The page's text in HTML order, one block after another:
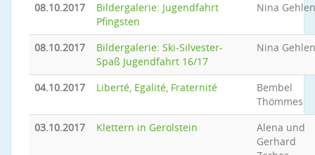
08.10.2017
Bildergalerie: Jugendfahrt
Pfingsten
Nina Gehlen
08.10.2017
Bildergalerie: Ski-Silvester-
Spaß Jugendfahrt 16/17
Nina Gehlen
04.10.2017 Liberté, Egalité, Fraternité
Bembel
Thömmes
03.10.2017
Klettern in Gerolstein
Alena und
Gerhard